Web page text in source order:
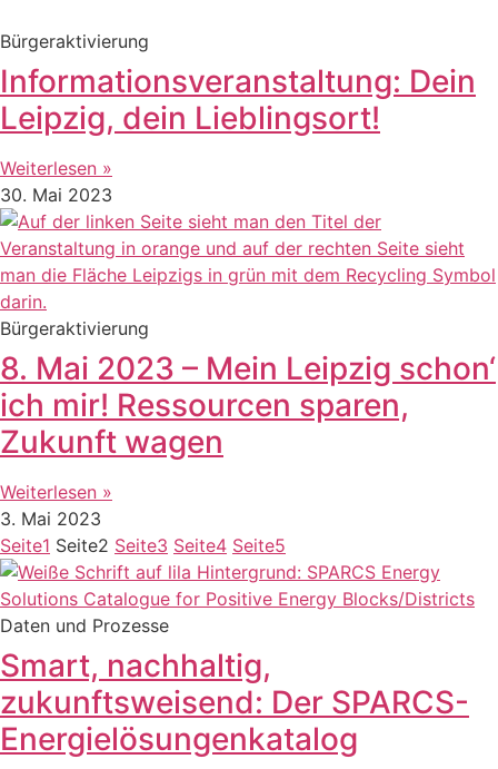
Bürgeraktivierung
Informationsveranstaltung: Dein
Leipzig, dein Lieblingsort!
Weiterlesen »
30. Mai 2023
Bürgeraktivierung
8. Mai 2023 – Mein Leipzig schon‘
ich mir! Ressourcen sparen,
Zukunft wagen
Weiterlesen »
3. Mai 2023
Seite1 Seite2 Seite3 Seite4 Seite5
Daten und Prozesse
Smart, nachhaltig,
zukunftsweisend: Der SPARCS-
Energielösungenkatalog